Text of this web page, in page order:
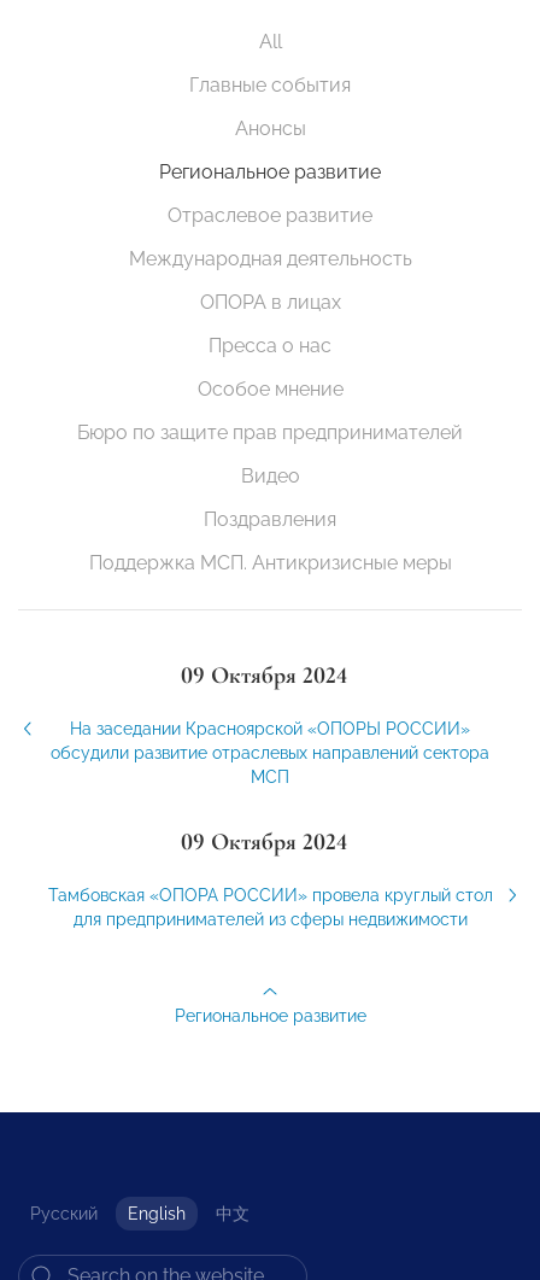
All
Главные события
Анонсы
Региональное развитие
Отраслевое развитие
Международная деятельность
ОПОРА в лицах
Пресса о нас
Особое мнение
Бюро по защите прав предпринимателей
Видео
Поздравления
Поддержка МСП. Антикризисные меры
09 Октября 2024
На заседании Красноярской «ОПОРЫ РОССИИ»
обсудили развитие отраслевых направлений сектора
МСП
09 Октября 2024
Тамбовская «ОПОРА РОССИИ» провела круглый стол
для предпринимателей из сферы недвижимости
Региональное развитие
Русский English 中文